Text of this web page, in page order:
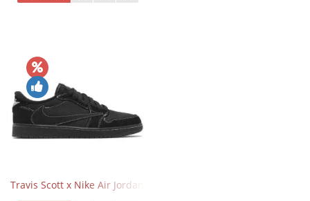
Travis Scott x Nike Air Jordan 1 Retro Low OG SP Black Phantom